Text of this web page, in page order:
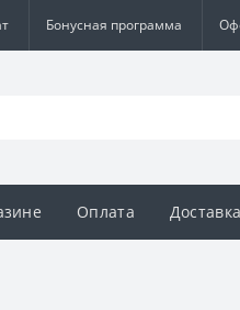
Бонусная программа
Оплата Доставка